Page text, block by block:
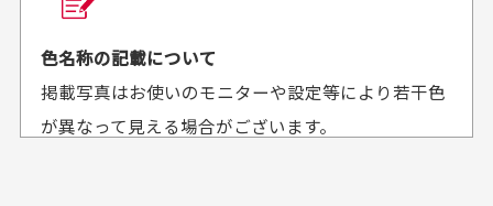
セールかつポイント
も使えて、お得に購
入出来ました
セールかつポイントも使
おります
欲しかったスカートが購
平日午前9時までのご注文で最短当日発送させて頂いて
せて頂いております。
色名称の記載について
掲載写真はお使いのモニターや設定等により若干色
が異なって見える場合がございます。